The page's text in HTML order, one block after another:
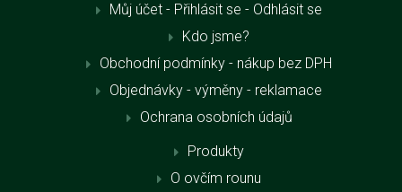
Můj účet - Přihlásit se - Odhlásit se
Kdo jsme?
Obchodní podmínky - nákup bez DPH
Objednávky - výměny - reklamace
Ochrana osobních údajů
Produkty
O ovčím rounu